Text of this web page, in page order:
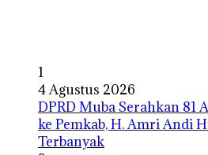
1
4 Agustus 2026
DPRD Muba Serahkan 81
ke Pemkab, H. Amri Andi
Terbanyak